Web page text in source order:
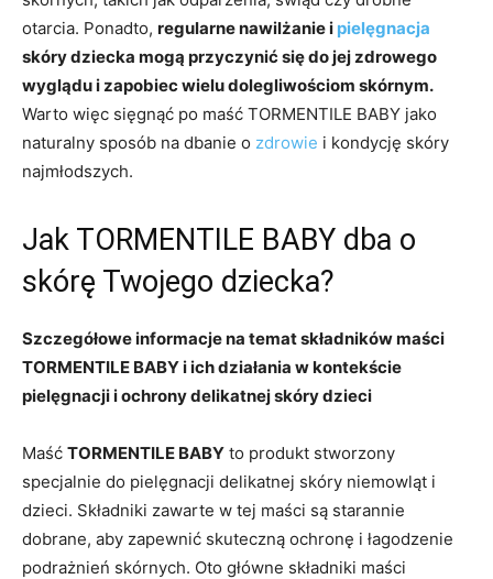
otarcia. Ponadto, regularne nawilżanie i pielęgnacja
skóry dziecka mogą przyczynić się do jej zdrowego
wyglądu i zapobiec wielu dolegliwościom skórnym.
Warto więc sięgnąć po maść TORMENTILE BABY jako
naturalny sposób na dbanie o zdrowie i kondycję skóry
najmłodszych.
Jak TORMENTILE BABY dba o
skórę Twojego dziecka?
Szczegółowe informacje na temat składników maści
TORMENTILE BABY i ich działania w kontekście
pielęgnacji i ochrony delikatnej skóry dzieci
Maść TORMENTILE BABY to produkt stworzony
specjalnie do pielęgnacji delikatnej skóry niemowląt i
dzieci. Składniki zawarte w tej maści są starannie
dobrane, aby zapewnić skuteczną ochronę i łagodzenie
podrażnień skórnych. Oto główne składniki maści